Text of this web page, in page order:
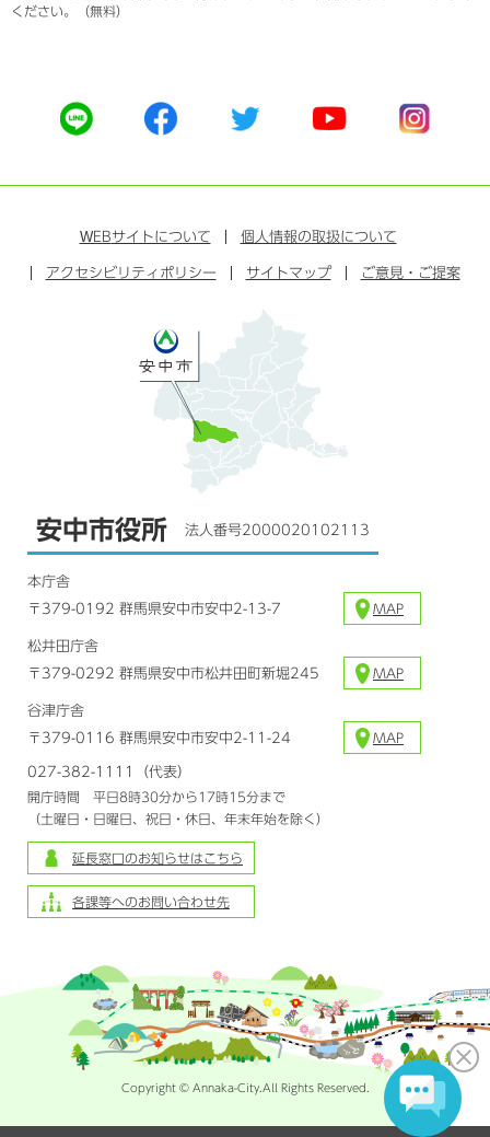
ください。（無料）
公
式
イ
公
式
ェ
ス
ッ
公
式
イ
タ
公
ー
ュ
ブ
公
式
ン
ラ
WEBサイトについて 個人情報の取扱について
アクセシビリティポリシー サイトマップ ご意見・ご提案
安中市役所 法人番号2000020102113
本庁舎
〒379-0192 群馬県安中市安中2-13-7
MAP
松井田庁舎
〒379-0292 群馬県安中市松井田町新堀245
MAP
谷津庁舎
〒379-0116 群馬県安中市安中2-11-24
MAP
027-382-1111（代表）
開庁時間 平日8時30分から17時15分まで
（土曜日・日曜日、祝日・休日、年末年始を除く）
延長窓口のお知らせはこちら
各課等へのお問い合わせ先
Copyright © Annaka-City.All Rights Reserved.